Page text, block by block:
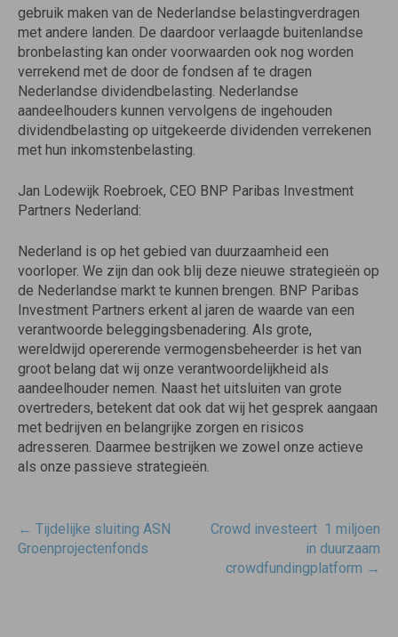
gebruik maken van de Nederlandse belastingverdragen
met andere landen. De daardoor verlaagde buitenlandse
bronbelasting kan onder voorwaarden ook nog worden
verrekend met de door de fondsen af te dragen
Nederlandse dividendbelasting. Nederlandse
aandeelhouders kunnen vervolgens de ingehouden
dividendbelasting op uitgekeerde dividenden verrekenen
met hun inkomstenbelasting.
Jan Lodewijk Roebroek, CEO BNP Paribas Investment
Partners Nederland:
Nederland is op het gebied van duurzaamheid een
voorloper. We zijn dan ook blij deze nieuwe strategieën op
de Nederlandse markt te kunnen brengen. BNP Paribas
Investment Partners erkent al jaren de waarde van een
verantwoorde beleggingsbenadering. Als grote,
wereldwijd opererende vermogensbeheerder is het van
groot belang dat wij onze verantwoordelijkheid als
aandeelhouder nemen. Naast het uitsluiten van grote
overtreders, betekent dat ook dat wij het gesprek aangaan
met bedrijven en belangrijke zorgen en risicos
adresseren. Daarmee bestrijken we zowel onze actieve
als onze passieve strategieën.
Post
navigatie
← Tijdelijke sluiting ASN
Groenprojectenfonds
Crowd investeert  1 miljoen
in duurzaam
crowdfundingplatform →